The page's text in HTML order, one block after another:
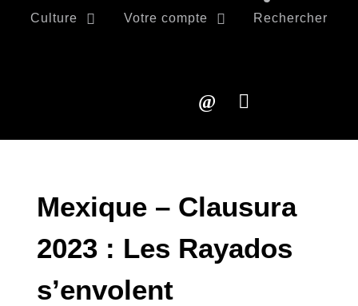
Culture Votre compte Rechercher
Mexique – Clausura
2023 : Les Rayados
s’envolent